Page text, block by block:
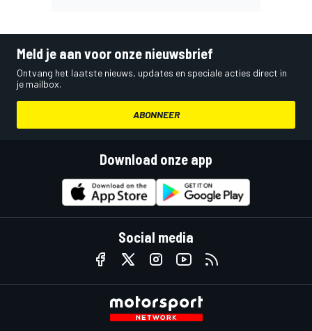
Meld je aan voor onze nieuwsbrief
Ontvang het laatste nieuws, updates en speciale acties direct in
je mailbox.
ABONNEER
Download onze app
Social media